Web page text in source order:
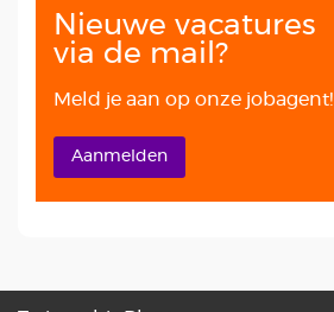
Nieuwe vacatures
via de mail?
Meld je aan op onze jobagent!
Aanmelden